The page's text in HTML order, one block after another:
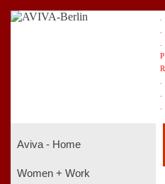
P
R
Aviva - Home
Women + Work